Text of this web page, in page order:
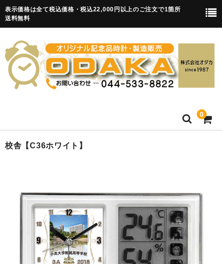
表示価格は全て税込価格・税込22,000円以上のご注文で1箇所
送料無料
0
HOME
知育目覚まし時計(集合・園舎)
カード付フォトフレームクロック(集合)
目覚まし時計(集合＋個別)
校舎【C36ホワイト】